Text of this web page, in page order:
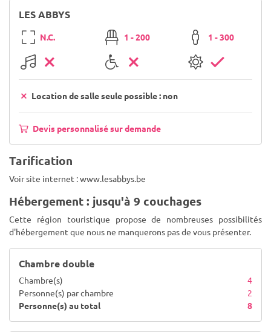
LES ABBYS
N.C. 1 - 200 1 - 300
Location de salle seule possible : non
Devis personnalisé sur demande
Tarification
Voir site internet : www.lesabbys.be
Hébergement : jusqu'à 9 couchages
Cette région touristique propose de nombreuses possibilités
d'hébergement que nous ne manquerons pas de vous présenter.
Chambre double
Chambre(s)
4
Personne(s) par chambre
2
Personne(s) au total
8